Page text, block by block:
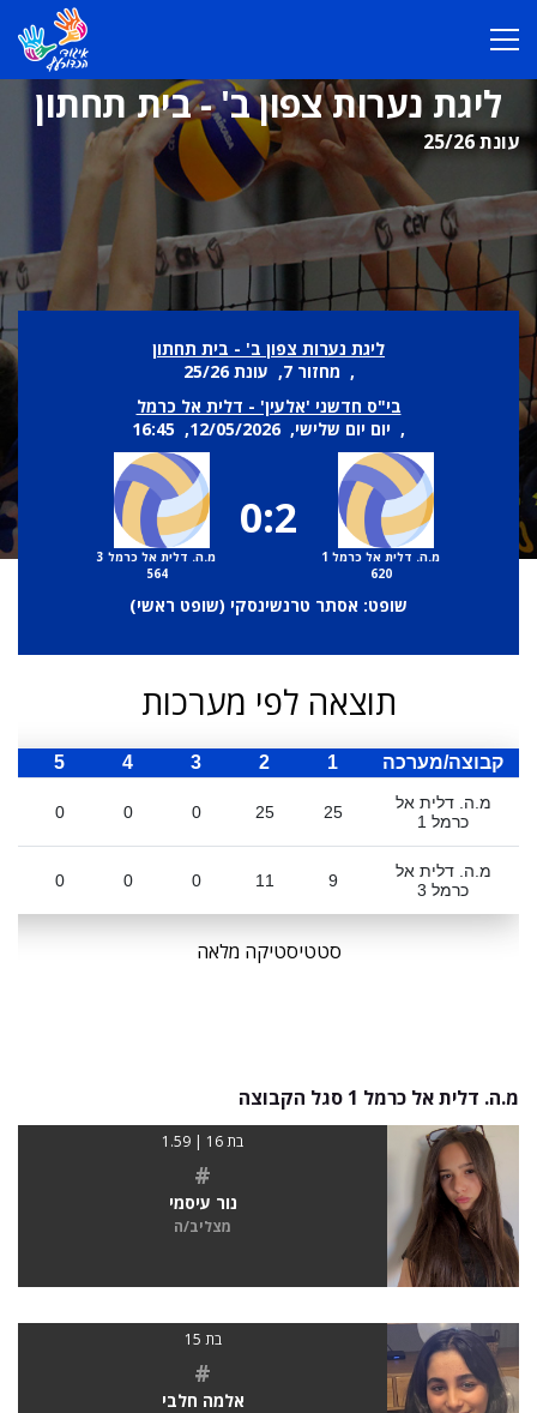
ליגת נערות צפון ב' - בית תחתון
עונת 25/26
ליגת נערות צפון ב' - בית תחתון
, מחזור 7, עונת 25/26
בי"ס חדשני 'אלעין' - דלית אל כרמל
, יום יום שלישי, 12/05/2026, 16:45
מ.ה. דלית אל כרמל 1
620
0:2
מ.ה. דלית אל כרמל 3
564
שופט: אסתר טרנשינסקי (שופט ראשי)
תוצאה לפי מערכות
קבוצה/מערכה 1
2
3
4
5
מ.ה. דלית אל
כרמל 1
25
25
0
0
0
מ.ה. דלית אל
כרמל 3
9
11
0
0
0
סטטיסטיקה מלאה
מ.ה. דלית אל כרמל 1 סגל הקבוצה
בת 16 | 1.59
#
נור עיסמי
מצליב/ה
בת 15
#
אלמה חלבי